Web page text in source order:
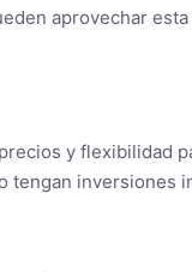
aprovechar
y flexibilidad
tengan inversiones